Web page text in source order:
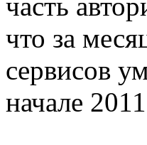
что за
сервисов
начале